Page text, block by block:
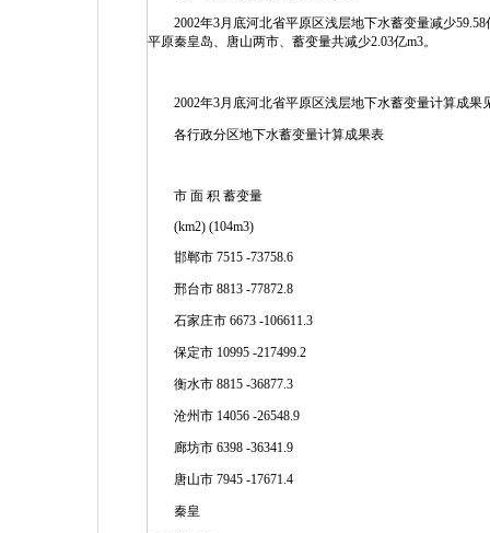
2002年3月底河北省平原区浅层地下水蓄变量减少59.58
平原秦皇岛、唐山两市、蓄变量共减少2.03亿m3。
2002年3月底河北省平原区浅层地下水蓄变量计算成果
各行政分区地下水蓄变量计算成果表
市 面 积 蓄变量
(km2) (104m3)
邯郸市 7515 -73758.6
邢台市 8813 -77872.8
石家庄市 6673 -106611.3
保定市 10995 -217499.2
衡水市 8815 -36877.3
沧州市 14056 -26548.9
廊坊市 6398 -36341.9
唐山市 7945 -17671.4
秦皇